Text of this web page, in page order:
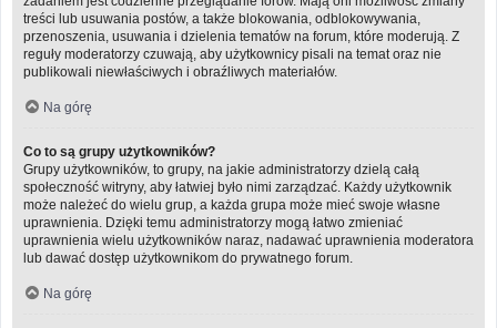
treści lub usuwania postów, a także blokowania, odblokowywania,
przenoszenia, usuwania i dzielenia tematów na forum, które moderują. Z
reguły moderatorzy czuwają, aby użytkownicy pisali na temat oraz nie
publikowali niewłaściwych i obraźliwych materiałów.
Na górę
Co to są grupy użytkowników?
Grupy użytkowników, to grupy, na jakie administratorzy dzielą całą
społeczność witryny, aby łatwiej było nimi zarządzać. Każdy użytkownik
może należeć do wielu grup, a każda grupa może mieć swoje własne
uprawnienia. Dzięki temu administratorzy mogą łatwo zmieniać
uprawnienia wielu użytkowników naraz, nadawać uprawnienia moderatora
lub dawać dostęp użytkownikom do prywatnego forum.
Na górę